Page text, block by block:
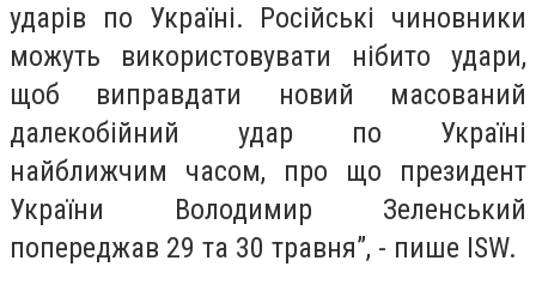
ударів по Україні. Російські чиновники
можуть використовувати нібито удари,
щоб виправдати новий масований
далекобійний удар по Україні
найближчим часом, про що президент
України Володимир Зеленський
попереджав 29 та 30 травня”, - пише ISW.